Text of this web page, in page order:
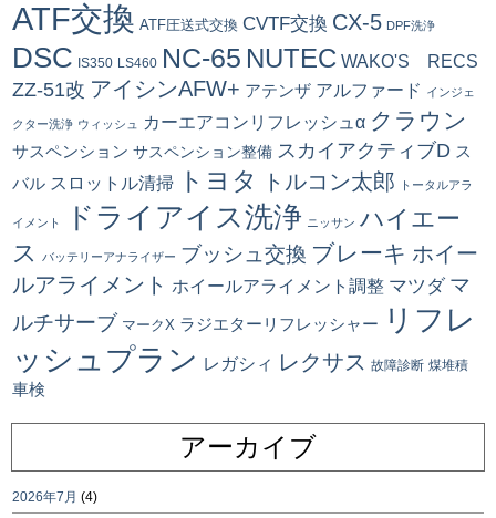
ATF交換 ATF圧送式交換 CVTF交換 CX-5 DPF洗浄
DSC IS350 LS460 NC-65 NUTEC WAKO'S RECS
ZZ-51改 アイシンAFW+ アテンザ アルファード インジェ
クター洗浄 ウィッシュ カーエアコンリフレッシュα クラウン
サスペンション サスペンション整備 スカイアクティブD ス
バル スロットル清掃 トヨタ トルコン太郎 トータルアラ
イメント ドライアイス洗浄 ニッサン ハイエー
ス
バッテリーアナライザー ブッシュ交換 ブレーキ ホイー
ルアライメント ホイールアライメント調整 マツダ マ
ルチサーブ マークX ラジエターリフレッシャー
リフレ
ッシュプラン レガシィ レクサス 故障診断 煤堆積
車検
アーカイブ
2026年7月 (4)